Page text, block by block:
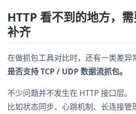
HTTP 看不到的地方，
补齐
在做抓包工具对比时，还有一类差异
是否支持 TCP / UDP 数据流抓包。
不少问题并不发生在 HTTP 接口层。
比如状态同步、心跳机制、长连接